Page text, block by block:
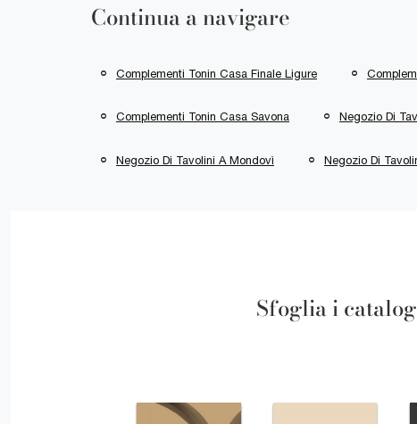
Continua a navigare
Complementi Tonin Casa Finale Ligure
Complementi Tonin Casa Savona Negozio Di
Negozio Di Tavolini A Mondovì Negozio Di
Sfoglia i